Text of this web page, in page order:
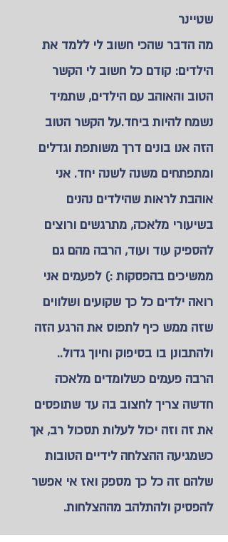
שטיינר
מה הדבר שהכי חשוב לי ללמד את
הילדים: קודם כל חשוב לי הקשר
הטוב והאוהב עם הילדים, שתמיד
נשמח להיות ביחד.על הקשר הטוב
הזה אנו בונים דרך משותפת וגדלים
ומתפתחים משנה לשנה יחד. אני
אוהבת לראות שהילדים נהנים
בשיעורי מלאכה, מתרגשים ורוצים
להספיק עוד ועוד, הרבה מהם גם
ממשיכים בהפסקות :) לפעמים אני
רואה ילדים כל כך שקועים ושלווים
שזה ממש כיף לתפוס את הרגע הזה
ולהתבונן בו בסיפוק וחיוך גדול..
הרבה פעמים כשלומדים מלאכה
חדשה צריך לחצוב בה עד שתופסים
את זה וזה יכול לעלות תסכול רב, אך
כשמגיעה ההצלחה לידיים הטובות
שלהם זה כל כך מספק ואז אי אפשר
להפסיק ולהתלהב מההצלחות.